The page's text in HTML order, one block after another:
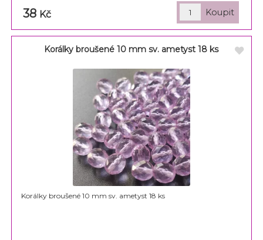
38 Kč
Korálky broušené 10 mm sv. ametyst 18 ks
Korálky broušené 10 mm sv. ametyst 18 ks